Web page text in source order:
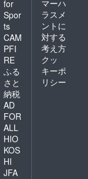
for
Spor
ts
CAM
PFI
RE
ふる
さと
納税
AD
FOR
ALL
HIO
KOS
HI
JFA
マーハ
ラスメ
ントに
対する
考え方
クッ
キーポ
リシー